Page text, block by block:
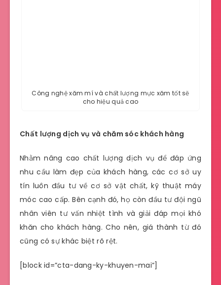
Công nghệ xăm mí và chất lượng mực xăm tốt sẽ
cho hiệu quả cao
Chất lượng dịch vụ và chăm sóc khách hàng
Nhằm nâng cao chất lượng dịch vụ để đáp ứng
nhu cầu làm đẹp của khách hàng, các cơ sở uy
tín luôn đầu tư về cơ sở vật chất, kỹ thuật máy
móc cao cấp. Bên cạnh đó, họ còn đầu tư đội ngũ
nhân viên tư vấn nhiệt tình và giải đáp mọi khó
khăn cho khách hàng. Cho nên, giá thành từ đó
cũng có sự khác biệt rõ rệt.
[block id=”cta-dang-ky-khuyen-mai”]